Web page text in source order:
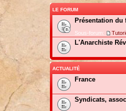
LE FORUM
Présentation du
Sous-forum:
L'Anarchiste
ACTUALITÉ
France
Syndicats,